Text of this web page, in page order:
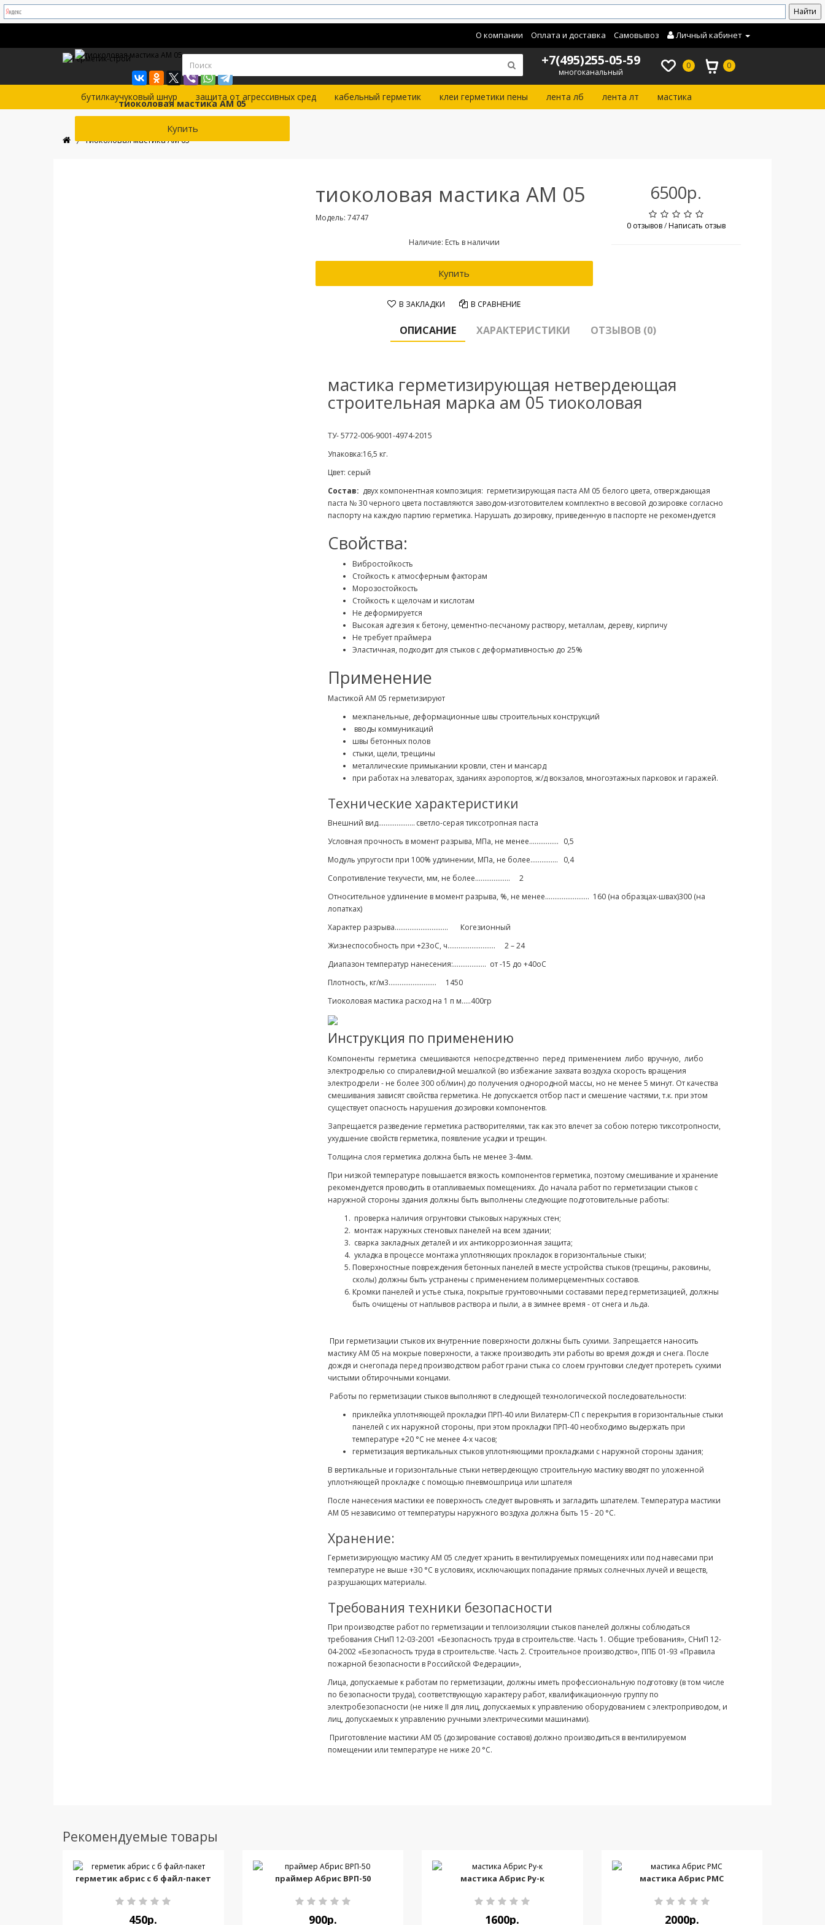
О компании Оплата и доставка Самовывоз Личный кабинет
+7(495)255-05-59
многоканальный
0 0
бутилкаучуковый шнур защита от агрессивных сред кабельный герметик клеи герметики пены лента лб лента лт мастика
тиоколовая мастика АМ 05
тиоколовая мастика АМ 05
Купить
тиоколовая мастика АМ 05
Модель: 74747
Наличие: Есть в наличии
Купить
В ЗАКЛАДКИ В СРАВНЕНИЕ
6500р.
0 отзывов/Написать отзыв
ОПИСАНИЕ ХАРАКТЕРИСТИКИ ОТЗЫВОВ (0)
мастика герметизирующая нетвердеющая
строительная марка ам 05 тиоколовая
ТУ- 5772-006-9001-4974-2015
Упаковка:16,5 кг.
Цвет: серый
Состав: двух компонентная композиция: герметизирующая паста АМ 05 белого цвета, отверждающая
паста № 30 черного цвета поставляются заводом-изготовителем комплектно в весовой дозировке согласно
паспорту на каждую партию герметика. Нарушать дозировку, приведенную в паспорте не рекомендуется
Свойства:
Вибростойкость
Стойкость к атмосферным факторам
Морозостойкость
Стойкость к щелочам и кислотам
Не деформируется
Высокая адгезия к бетону, цементно-песчаному раствору, металлам, дереву, кирпичу
Не требует праймера
Эластичная, подходит для стыков с деформативностью до 25%
Применение
Мастикой АМ 05 герметизируют
межпанельные, деформационные швы строительных конструкций
вводы коммуникаций
швы бетонных полов
стыки, щели, трещины
металлические примыкании кровли, стен и мансард
при работах на элеваторах, зданиях аэропортов, ж/д вокзалов, многоэтажных парковок и гаражей.
Технические характеристики
Внешний вид.................... светло-серая тиксотропная паста
Условная прочность в момент разрыва, МПа, не менее................ 0,5
Модуль упругости при 100% удлинении, МПа, не более...............
0,4
Сопротивление текучести, мм, не более...................
2
Относительное удлинение в момент разрыва, %, не менее........................ 160 (на образцах-швах)300 (на
лопатках)
Характер разрыва.............................
Когезионный
Жизнеспособность при +23оС, ч..........................
2 – 24
Диапазон температур нанесения:.................. от -15 до +40оС
Плотность, кг/м3..........................
1450
Тиоколовая мастика расход на 1 п м.....400гр
Инструкция по применению
Компоненты герметика смешиваются непосредственно перед применением либо вручную, либо
электродрелью со спиралевидной мешалкой (во избежание захвата воздуха скорость вращения
электродрели - не более 300 об/мин) до получения однородной массы, но не менее 5 минут. От качества
смешивания зависят свойства герметика. Не допускается отбор паст и смешение частями, т.к. при этом
существует опасность нарушения дозировки компонентов.
Запрещается разведение герметика растворителями, так как это влечет за собою потерю тиксотропности,
ухудшение свойств герметика, появление усадки и трещин.
Толщина слоя герметика должна быть не менее 3-4мм.
При низкой температуре повышается вязкость компонентов герметика, поэтому смешивание и хранение
рекомендуется проводить в отапливаемых помещениях. До начала работ по герметизации стыков с
наружной стороны здания должны быть выполнены следующие подготовительные работы:
проверка наличия огрунтовки стыковых наружных стен;
монтаж наружных стеновых панелей на всем здании;
сварка закладных деталей и их антикоррозионная защита;
укладка в процессе монтажа уплотняющих прокладок в горизонтальные стыки;
Поверхностные повреждения бетонных панелей в месте устройства стыков (трещины, раковины,
сколы) должны быть устранены с применением полимерцементных составов.
Кромки панелей и устье стыка, покрытые грунтовочными составами перед герметизацией, должны
быть очищены от наплывов раствора и пыли, а в зимнее время - от снега и льда.
При герметизации стыков их внутренние поверхности должны быть сухими. Запрещается наносить
мастику АМ 05 на мокрые поверхности, а также производить эти работы во время дождя и снега. После
дождя и снегопада перед производством работ грани стыка со слоем грунтовки следует протереть сухими
чистыми обтирочными концами.
Работы по герметизации стыков выполняют в следующей технологической последовательности:
приклейка уплотняющей прокладки ПРП-40 или Вилатерм-СП с перекрытия в горизонтальные стыки
панелей с их наружной стороны, при этом прокладки ПРП-40 необходимо выдержать при
температуре +20 °С не менее 4-х часов;
герметизация вертикальных стыков уплотняющими прокладками с наружной стороны здания;
В вертикальные и горизонтальные стыки нетвердеющую строительную мастику вводят по уложенной
уплотняющей прокладке с помощью пневмошприца или шпателя
После нанесения мастики ее поверхность следует выровнять и загладить шпателем. Температура мастики
АМ 05 независимо от температуры наружного воздуха должна быть 15 - 20 °С.
Хранение:
Герметизирующую мастику АМ 05 следует хранить в вентилируемых помещениях или под навесами при
температуре не выше +30 °С в условиях, исключающих попадание прямых солнечных лучей и веществ,
разрушающих материалы.
Требования техники безопасности
При производстве работ по герметизации и теплоизоляции стыков панелей должны соблюдаться
требования СНиП 12-03-2001 «Безопасность труда в строительстве. Часть 1. Общие требования», СНиП 12-
04-2002 «Безопасность труда в строительстве. Часть 2. Строительное производство», ППБ 01-93 «Правила
пожарной безопасности в Российской Федерации»,
Лица, допускаемые к работам по герметизации, должны иметь профессиональную подготовку (в том числе
по безопасности труда), соответствующую характеру работ, квалификационную группу по
электробезопасности (не ниже II для лиц, допускаемых к управлению оборудованием с электроприводом, и
лиц, допускаемых к управлению ручными электрическими машинами).
Приготовление мастики АМ 05 (дозирование составов) должно производиться в вентилируемом
помещении или температуре не ниже 20 °С.
Рекомендуемые товары
герметик абрис с б файл-пакет
450р.
праймер Абрис ВРП-50
900р.
мастика Абрис Ру-к
1600р.
мастика Абрис РМС
2000р.